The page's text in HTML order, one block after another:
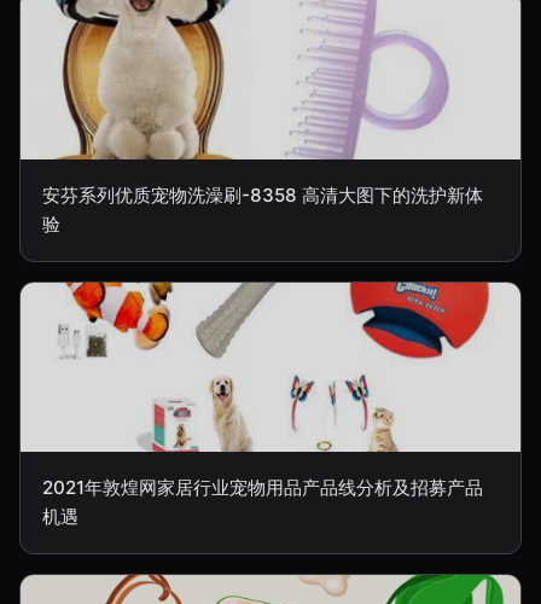
安芬系列优质宠物洗澡刷-8358 高清大图下的洗护新体
验
2021年敦煌网家居行业宠物用品产品线分析及招募产品
机遇